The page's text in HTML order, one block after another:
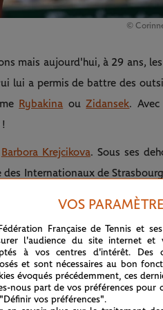
©
mais aujourd'hui, à 29 ans,
lui a permis de battre des
Rybakina ou Zidansek. Avec
Barbora Krejcikova. Sous ses
Internationaux de
un peu plus, en demi-
avoir sauvé une balle de
?
prévu ce samedi sur le
l'histoire à triompher à
VOS
Française de Tennis et
l'audience du site internet et
à vos centres d'intérêt. Des
et sont nécessaires au bon
évoqués précédemment, ces
nous part de vos préférences pour
vos préférences".